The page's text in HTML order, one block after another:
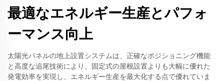
最適なエネルギー生産とパフォ
ーマンス向上
太陽光パネルの地上設置システムは、正確なポジショニング機能
と高度な追尾技術により、固定式の屋根設置よりも大幅に優れた
発電効率を実現し、エネルギー生産を最大化する点で優れていま